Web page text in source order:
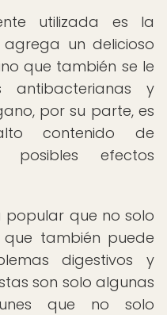
utilizada es la
un delicioso
que también se le
antibacterianas y
por su parte, es
contenido de
efectos
popular que no solo
que también puede
digestivos y
son solo algunas
que no solo